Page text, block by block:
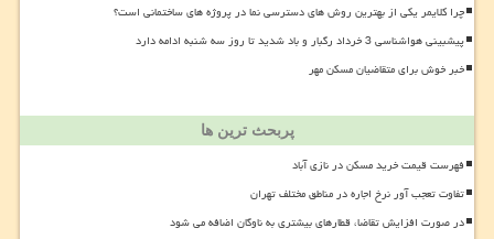
چرا کلایمر یکی از بهترین روش های دسترسی نما در پروژه های ساختمانی است؟
پیشبینی هواشناسی 3 خرداد رگبار و باد شدید تا روز سه شنبه ادامه دارد
خبر خوش برای متقاضیان مسکن مهر
پربحث ترین ها
فهرست قیمت خرید مسکن در نازی آباد
تفاوت تعجب آور نرخ اجاره در مناطق مختلف تهران
در صورت افزایش تقاضا، قطارهای بیشتری به ناوگان اضافه می شود